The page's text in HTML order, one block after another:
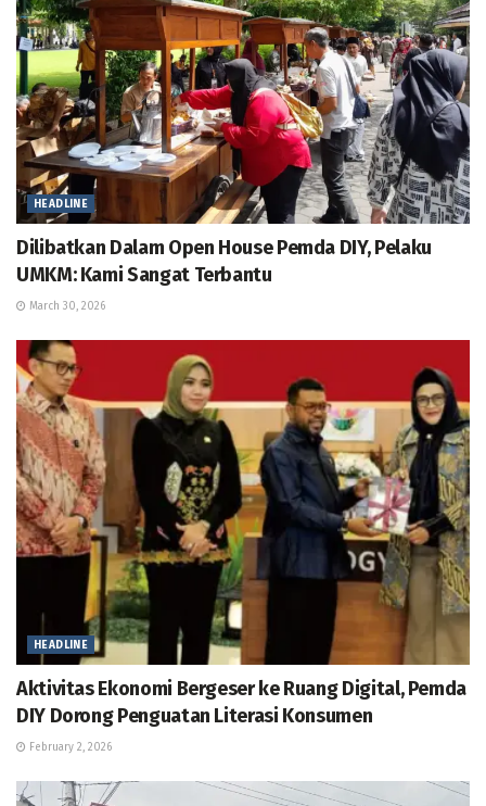
HEADLINE
Dilibatkan Dalam Open House Pemda DIY, Pelaku
UMKM: Kami Sangat Terbantu
March 30, 2026
HEADLINE
Aktivitas Ekonomi Bergeser ke Ruang Digital, Pemda
DIY Dorong Penguatan Literasi Konsumen
February 2, 2026